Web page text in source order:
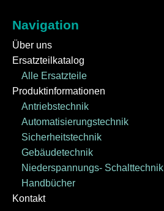
Navigation
Über uns
Ersatzteilkatalog
Alle Ersatzteile
Produktinformationen
Antriebstechnik
Automatisierungstechnik
Sicherheitstechnik
Gebäudetechnik
Niederspannungs- Schalttechnik
Handbücher
Kontakt